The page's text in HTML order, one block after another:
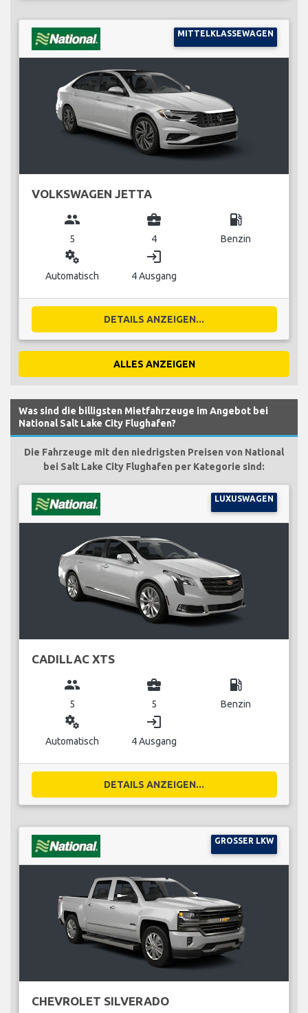
MITTELKLASSEWAGEN
VOLKSWAGEN JETTA
group
5
business_center
4
local_gas_station
Benzin
miscellaneous_services
Automatisch
login
4 Ausgang
DETAILS ANZEIGEN...
ALLES ANZEIGEN
Was sind die billigsten Mietfahrzeuge im Angebot bei
National Salt Lake City Flughafen?
Die Fahrzeuge mit den niedrigsten Preisen von National
bei Salt Lake City Flughafen per Kategorie sind:
LUXUSWAGEN
CADILLAC XTS
group
5
business_center
5
local_gas_station
Benzin
miscellaneous_services
Automatisch
login
4 Ausgang
DETAILS ANZEIGEN...
GROSSER LKW
CHEVROLET SILVERADO